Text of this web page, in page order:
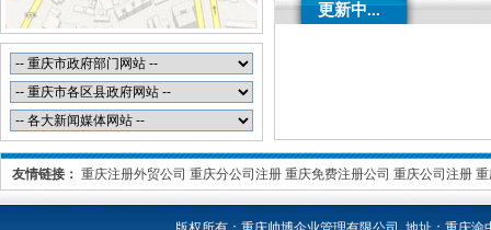
线——大渡口区开展大型主题反诈
更新中...
友情链接： 重庆注册外贸公司 重庆分公司注册 重庆免费注册公司 重庆公司注册